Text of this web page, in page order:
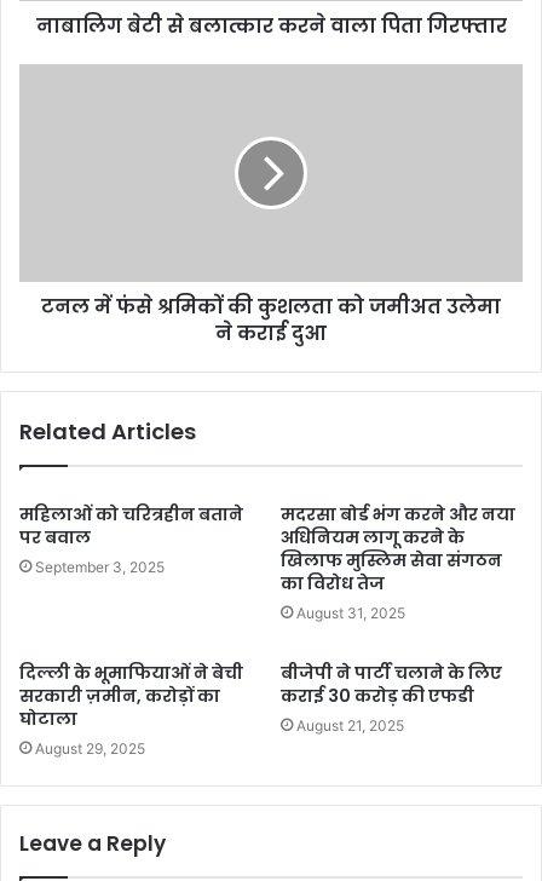
नाबालिग बेटी से बलात्कार करने वाला पिता गिरफ्तार
टनल में फंसे श्रमिकों की कुशलता को जमीअत उलेमा
ने कराई दुआ
Related Articles
महिलाओं को चरित्रहीन बताने
पर बवाल
September 3, 2025
मदरसा बोर्ड भंग करने और नया
अधिनियम लागू करने के
खिलाफ मुस्लिम सेवा संगठन
का विरोध तेज
August 31, 2025
दिल्ली के भूमाफियाओं ने बेची
सरकारी ज़मीन, करोड़ों का
घोटाला
August 29, 2025
बीजेपी ने पार्टी चलाने के लिए
कराई 30 करोड़ की एफडी
August 21, 2025
Leave a Reply